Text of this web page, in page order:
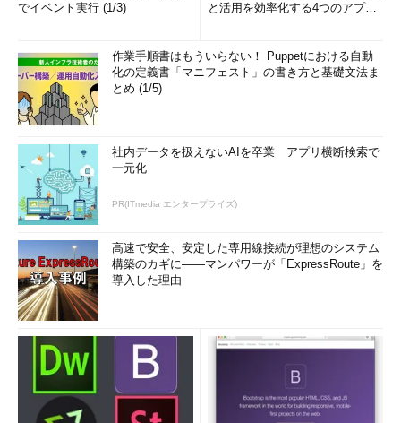
でイベント実行 (1/3)
と活用を効率化する4つのアプリ
作業手順書はもういらない！ Puppetにおける自動
化の定義書「マニフェスト」の書き方と基礎文法ま
とめ (1/5)
社内データを扱えないAIを卒業 アプリ横断検索で
一元化
PR(ITmedia エンタープライズ)
高速で安全、安定した専用線接続が理想のシステム
構築のカギに――マンパワーが「ExpressRoute」を
導入した理由